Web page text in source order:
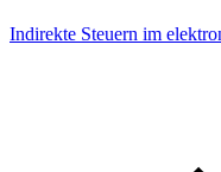
Indirekte Steuern im